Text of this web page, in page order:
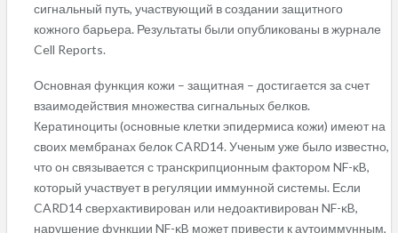
сигнальный путь, участвующий в создании защитного
кожного барьера. Результаты были опубликованы в журнале
Cell Reports.
Основная функция кожи – защитная – достигается за счет
взаимодействия множества сигнальных белков.
Кератиноциты (основные клетки эпидермиса кожи) имеют на
своих мембранах белок CARD14. Ученым уже было известно,
что он связывается с транскрипционным фактором NF-κB,
который участвует в регуляции иммунной системы. Если
CARD14 сверхактивирован или недоактивирован NF-κB,
нарушение функции NF-κB может привести к аутоиммунным,